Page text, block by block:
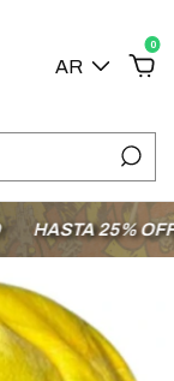
AR
0
25% OFF